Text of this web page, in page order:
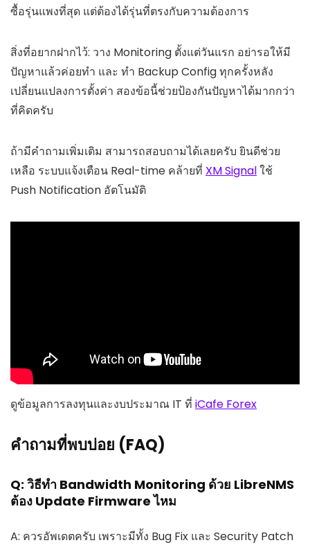
ซื้อรุ่นแพงที่สุด แต่ต้องได้รุ่นที่ตรงกับความต้องการ
สิ่งที่อยากฝากไว้: วาง Monitoring ตั้งแต่วันแรก อย่ารอให้มี
ปัญหาแล้วค่อยทำ และ ทำ Backup Config ทุกครั้งหลัง
เปลี่ยนแปลงการตั้งค่า สองข้อนี้ช่วยป้องกันปัญหาได้มากกว่า
ที่คิดครับ
ถ้ามีคำถามเพิ่มเติม สามารถสอบถามได้เลยครับ ยินดีช่วย
เหลือ ระบบแจ้งเตือน Real-time คล้ายที่ XM Signalใช้
Push Notification อัตโนมัติ
ดูข้อมูลการลงทุนและงบประมาณ IT ที่ iCafe Forex
คำถามที่พบบ่อย (FAQ)
Q: วิธีทำ Bandwidth Monitoring ด้วย LibreNMS
ต้อง Update Firmware ไหม
A: ควรอัพเดตครับ เพราะมีทั้ง Bug Fix และ Security Patch